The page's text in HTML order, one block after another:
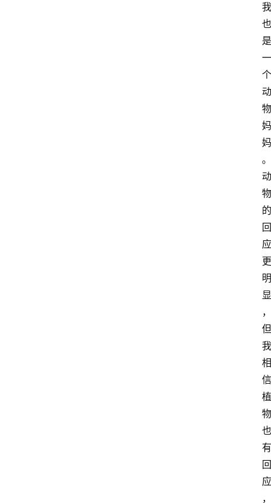
我
也
是
一
个
动
物
妈
妈
。
动
物
的
回
应
更
明
显
，
但
我
相
信
植
物
也
有
回
应
，